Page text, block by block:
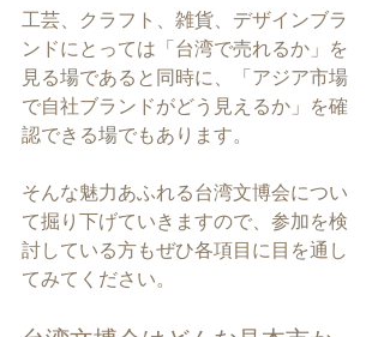
工芸、クラフト、雑貨、デザインブラ
ンドにとっては「台湾で売れるか」を
見る場であると同時に、「アジア市場
で自社ブランドがどう見えるか」を確
認できる場でもあります。
そんな魅力あふれる台湾文博会につい
て掘り下げていきますので、参加を検
討している方もぜひ各項目に目を通し
てみてください。